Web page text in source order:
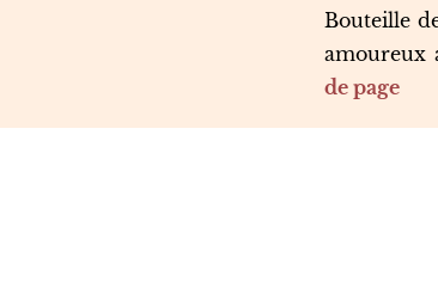
Bouteille
amoureux
de page